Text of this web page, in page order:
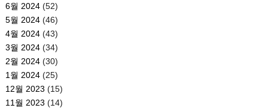
6월 2024(52)
5월 2024(46)
4월 2024(43)
3월 2024(34)
2월 2024(30)
1월 2024(25)
12월 2023 (15)
11월 2023 (14)